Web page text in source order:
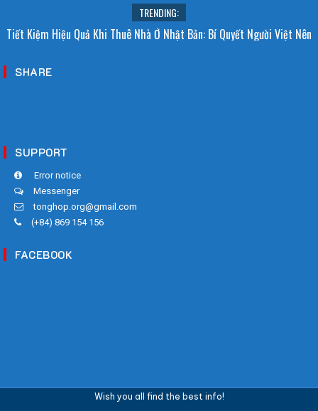
TRENDING:
Tiết Kiệm Hiệu Quả Khi Thuê Nhà Ở Nhật Bản: Bí Quyết Người Việt Nên
SHARE
SUPPORT
Error notice
Messenger
tonghop.org@gmail.com
(+84) 869 154 156
FACEBOOK
Wish you all find the best info!